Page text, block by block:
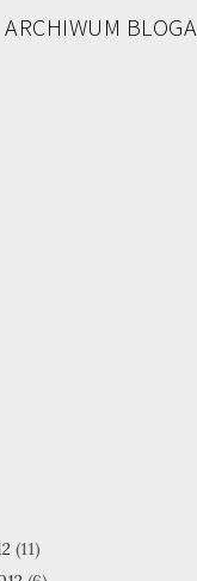
ARCHIWUM BLOGA
(11)